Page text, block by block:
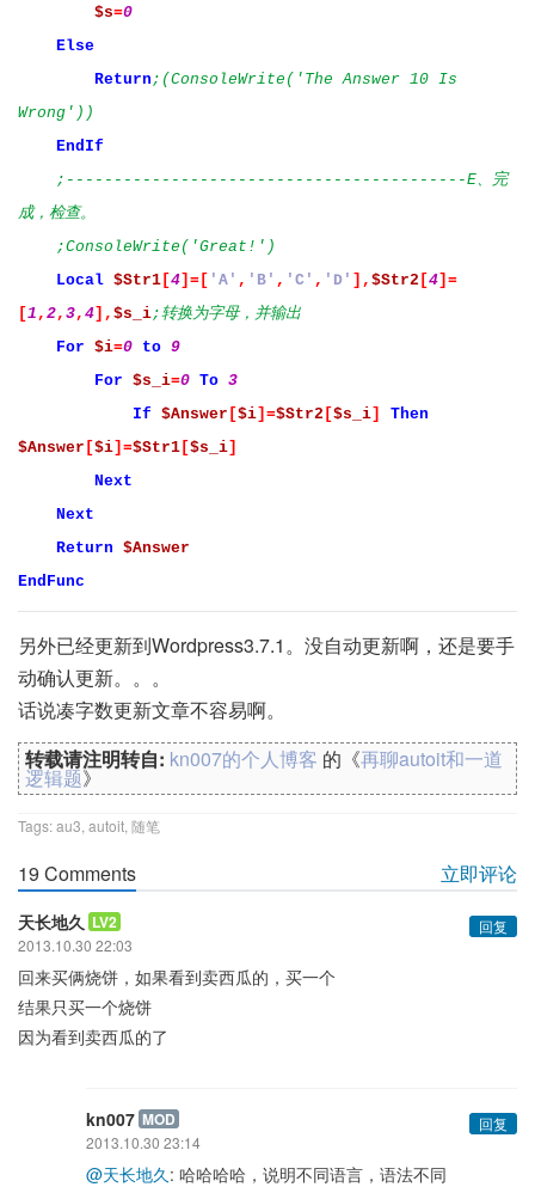
$s=0
Else
Return ;(ConsoleWrite('The Answer 10 Is
Wrong'))
EndIf
;------------------------------------------E、完
成，检查。
;ConsoleWrite('Great!')
Local $Str1 [4]=[ 'A' , 'B' , 'C' , 'D' ], $Str2 [4]=
[1 , 2, 3, 4], $s_i;转换为字母，并输出
For $i=0 to 9
For $s_i=0 To 3
If $Answer [$i]=$Str2 [$s_i]
Then
$Answer [$i]=$Str1 [$s_i]
Next
Next
Return $Answer
EndFunc
另外已经更新到Wordpress3.7.1。没自动更新啊，还是要手
动确认更新。。。
话说凑字数更新文章不容易啊。
转载请注明转自: kn007的个人博客 的《再聊autoit和一道
逻辑题》
Tags:au3 autoit 随笔
19 Comments 立即评论
天长地久 LV2
回复
2013.10.30 22:03
回来买俩烧饼，如果看到卖西瓜的，买一个
结果只买一个烧饼
因为看到卖西瓜的了
kn007 MOD
回复
2013.10.30 23:14
@天长地久 : 哈哈哈哈，说明不同语言，语法不同